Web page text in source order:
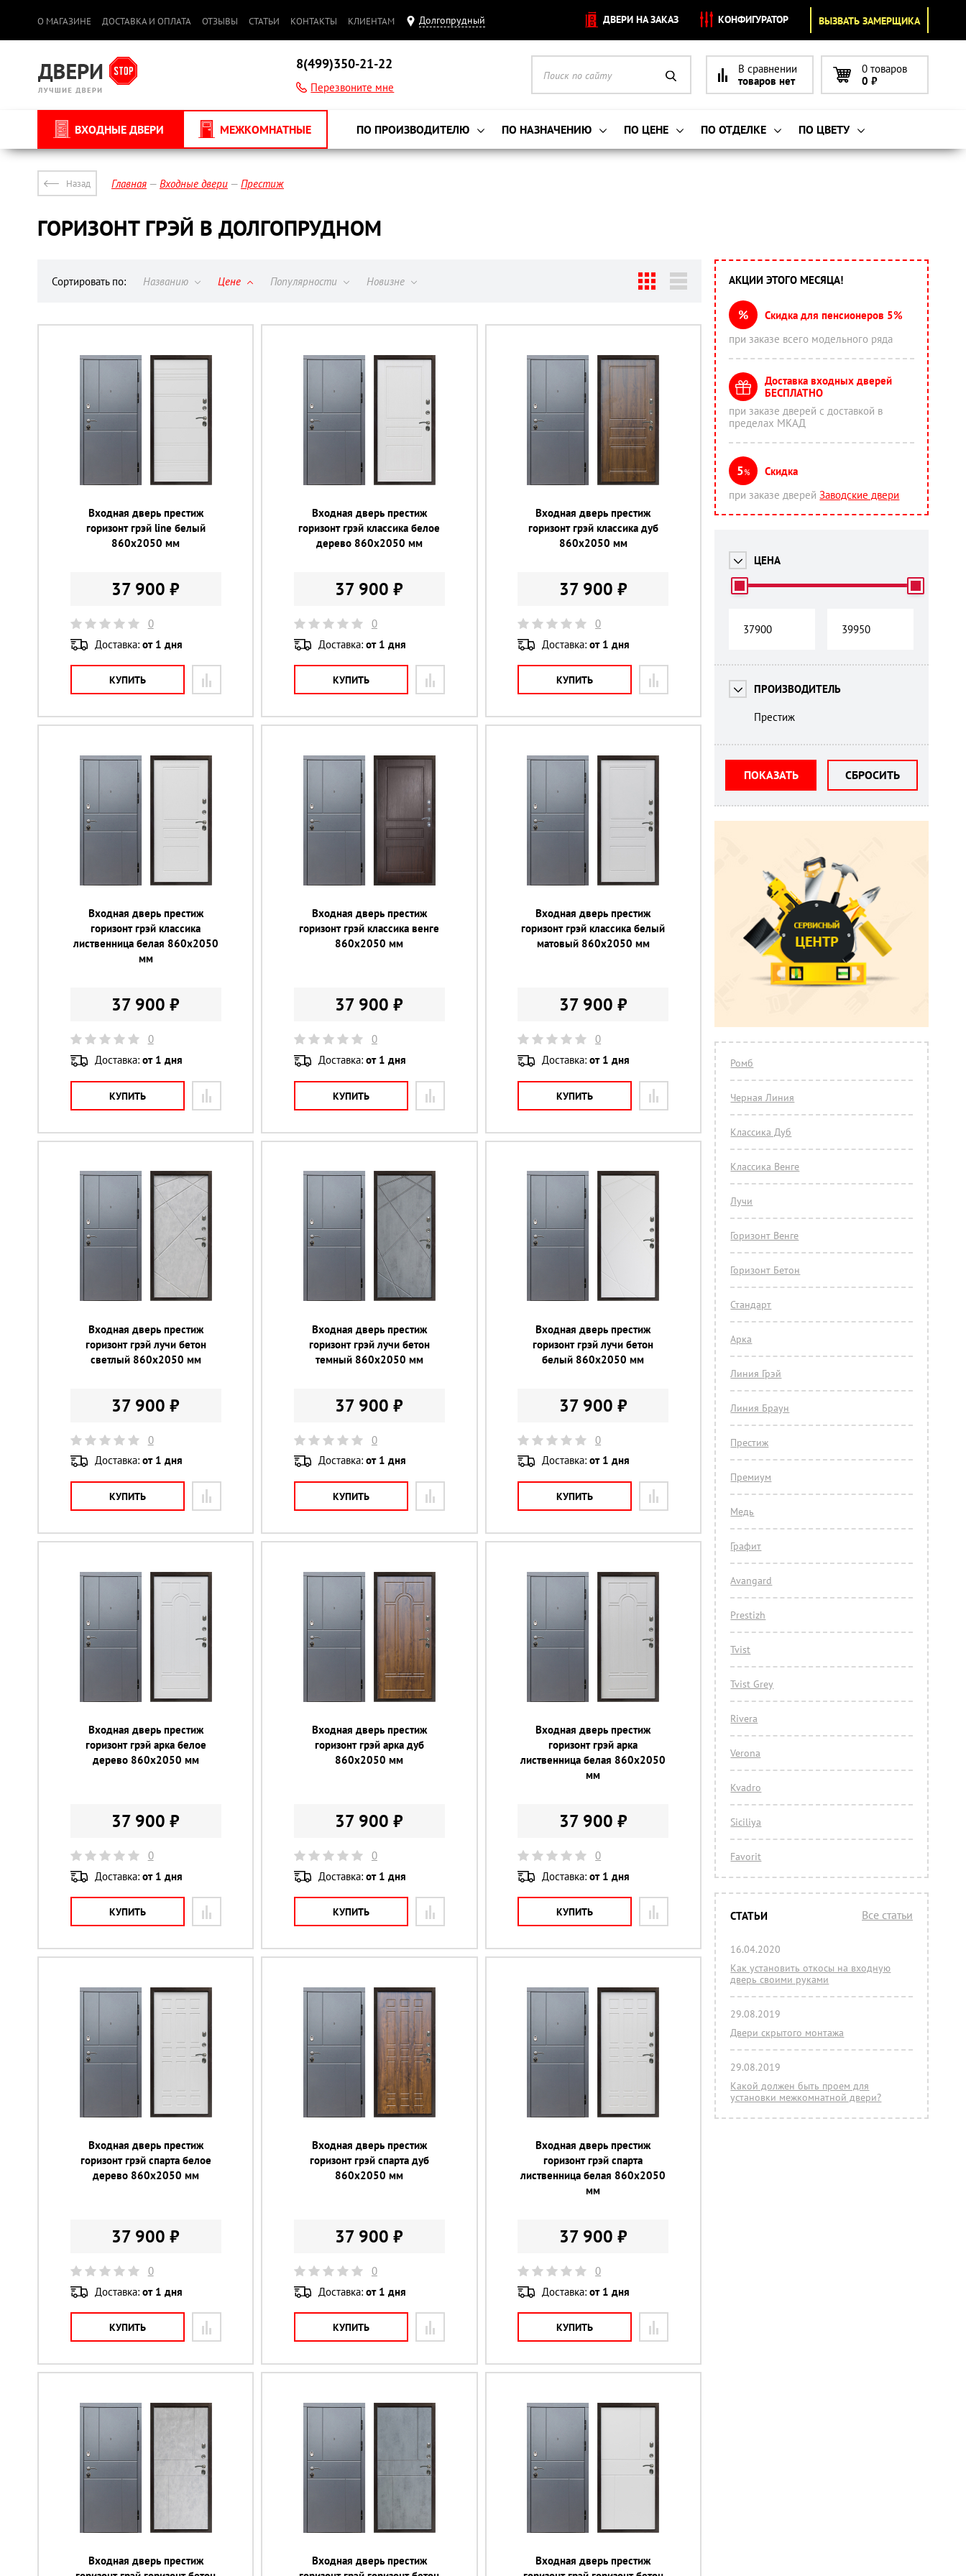
О МАГАЗИНЕ ДОСТАВКА И ОПЛАТА ОТЗЫВЫ СТАТЬИ КОНТАКТЫ КЛИЕНТАМ Долгопрудный ДВЕРИ НА ЗАКАЗ КОНФИГУРАТОР ВЫЗВАТЬ ЗАМЕРЩИКА
8(499)350-21-22
Перезвоните мне
В сравнении
товаров нет
0 товаров
0 ₽
ВХОДНЫЕ ДВЕРИ ПО ПРОИЗВОДИТЕЛЮ ПО НАЗНАЧЕНИЮ ПО ЦЕНЕ ПО ОТДЕЛКЕ ПО ЦВЕТУ
МЕЖКОМНАТНЫЕ
Назад Главная Входные двери Престиж
ГОРИЗОНТ ГРЭЙ В ДОЛГОПРУДНОМ
Сортировать по: Названию Цене Популярности Новизне
Входная дверь престиж
горизонт грэй line белый
860х2050 мм
37 900 ₽
0
Доставка: от 1 дня
КУПИТЬ
Входная дверь престиж
горизонт грэй классика белое
дерево 860х2050 мм
37 900 ₽
0
Доставка: от 1 дня
КУПИТЬ
Входная дверь престиж
горизонт грэй классика дуб
860х2050 мм
37 900 ₽
0
Доставка:от 1 дня
КУПИТЬ
Входная дверь престиж
горизонт грэй классика
лиственница белая 860х2050
мм
37 900 ₽
0
Доставка: от 1 дня
КУПИТЬ
Входная дверь престиж
горизонт грэй классика венге
860х2050 мм
37 900 ₽
0
Доставка: от 1 дня
КУПИТЬ
Входная дверь престиж
горизонт грэй классика белый
матовый 860х2050 мм
37 900 ₽
0
Доставка:от 1 дня
КУПИТЬ
Входная дверь престиж
горизонт грэй лучи бетон
светлый 860х2050 мм
37 900 ₽
0
Доставка: от 1 дня
КУПИТЬ
Входная дверь престиж
горизонт грэй лучи бетон
темный 860х2050 мм
37 900 ₽
0
Доставка: от 1 дня
КУПИТЬ
Входная дверь престиж
горизонт грэй лучи бетон
белый 860х2050 мм
37 900 ₽
0
Доставка:от 1 дня
КУПИТЬ
Входная дверь престиж
горизонт грэй арка белое
дерево 860х2050 мм
37 900 ₽
0
Доставка: от 1 дня
КУПИТЬ
Входная дверь престиж
горизонт грэй арка дуб
860х2050 мм
37 900 ₽
0
Доставка: от 1 дня
КУПИТЬ
Входная дверь престиж
горизонт грэй арка
лиственница белая 860х2050
мм
37 900 ₽
0
Доставка:от 1 дня
КУПИТЬ
Входная дверь престиж
горизонт грэй спарта белое
дерево 860х2050 мм
37 900 ₽
0
Доставка: от 1 дня
КУПИТЬ
Входная дверь престиж
горизонт грэй спарта дуб
860х2050 мм
37 900 ₽
0
Доставка: от 1 дня
КУПИТЬ
Входная дверь престиж
горизонт грэй спарта
лиственница белая 860х2050
мм
37 900 ₽
0
Доставка:от 1 дня
КУПИТЬ
Входная дверь престиж
Входная дверь престиж
Входная дверь престиж
АКЦИИ ЭТОГО МЕСЯЦА!
%
Скидка для пенсионеров 5%
при заказе всего модельного ряда
Доставка входных дверей
БЕСПЛАТНО
при заказе дверей с доставкой в
пределах МКАД
5%
Скидка
при заказе дверейЗаводские двери
ЦЕНА
ПРОИЗВОДИТЕЛЬ
Престиж
ПОКАЗАТЬ СБРОСИТЬ
Ромб
Черная Линия
Классика Дуб
Классика Венге
Лучи
Горизонт Венге
Горизонт Бетон
Стандарт
Арка
Линия Грэй
Линия Браун
Престиж
Премиум
Медь
Графит
Avangard
Prestizh
Tvist
Tvist Grey
Rivera
Verona
Kvadro
Siciliya
Favorit
СТАТЬИ Все статьи
16.04.2020
Как установить откосы на входную
дверь своими руками
29.08.2019
Двери скрытого монтажа
29.08.2019
Какой должен быть проем для
установки межкомнатной двери?